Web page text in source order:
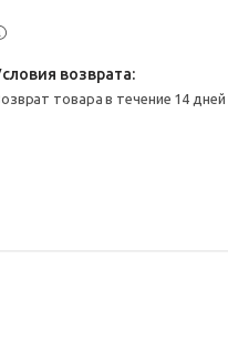
возврат товара в течение 14 дней